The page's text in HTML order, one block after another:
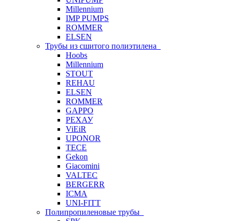
Millennium
IMP PUMPS
ROMMER
ELSEN
Трубы из сшитого полиэтилена
Hoobs
Millennium
STOUT
REHAU
ELSEN
ROMMER
GAPPO
РЕХАУ
ViEiR
UPONOR
TECE
Gekon
Giacomini
VALTEC
BERGERR
ICMA
UNI-FITT
Полипропиленовые трубы